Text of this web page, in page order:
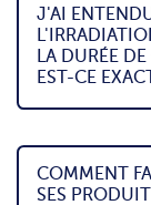
J'AI
LA DURÉE
EST-CE
COMMENT
SES